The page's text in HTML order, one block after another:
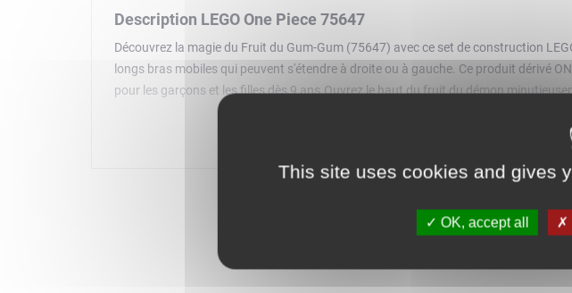
Description LEGO One Piece 75647
Découvrez la magie du Fruit du Gum-Gum (75647) avec ce set de construction
longs bras mobiles qui peuvent s'étendre à droite ou à gauche. Ce produit dérivé
pour les garçons et les filles dès 9 ans.Ouvrez le haut du fruit du démon
fois dans le bar du village de Fuchsia. Cette idée de cadeau à offrir pour un
nominative, pour exposer ce fruit mythique et susciterl'admiration de tous. Les
modèles en 3D et de suivre sa progression grâce aux instructions numériques.
Afficher
This site uses cookies and gives
OK, accept all